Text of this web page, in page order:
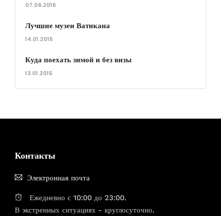
07.06.2016
Лучшие музеи Ватикана
14.01.2015
Куда поехать зимой и без визы
13.01.2015
Контакты
Электронная почта
Ежедневно с 10:00 до 23:00.
В экстренных ситуациях - круглосуточно.